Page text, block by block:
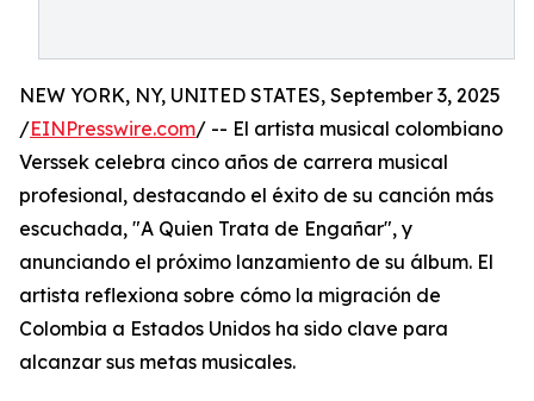
NEW YORK, NY, UNITED STATES, September 3, 2025
/EINPresswire.com/ -- El artista musical colombiano
Verssek celebra cinco años de carrera musical
profesional, destacando el éxito de su canción más
escuchada, "A Quien Trata de Engañar", y
anunciando el próximo lanzamiento de su álbum. El
artista reflexiona sobre cómo la migración de
Colombia a Estados Unidos ha sido clave para
alcanzar sus metas musicales.